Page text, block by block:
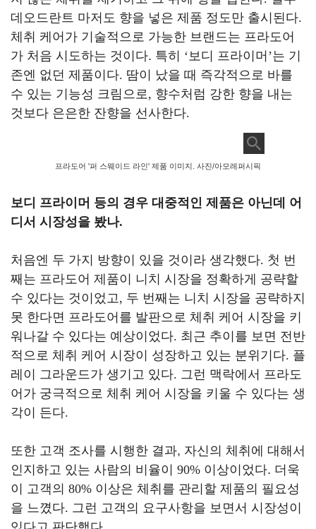
데오드란트 마저도 향을 넣은 제품 정도만 출시된다.
체취 케어가 기술적으로 가능한 브랜드는 프라도어
가 처음 시도하는 것이다. 특히 ‘보디 프라이머 ’는 기
존엔 없던 제품이다. 땀이 났을 때 즉각적으로 바를
수 있는 기능성 크림으로, 향수처럼 강한 향을 내는
것보다 은은한 잔향을 선사한다.
프라도어 '퍼 스웨이드 라인' 제품 이미지. 사진/아모레퍼시픽
보디 프라이머 등의 경우 대중적인 제품은 아닌데 어
디서 시장성을 봤나.
처음엔 두 가지 방향이 있을 것이라 생각했다. 첫 번
째는 프라도어 제품이 니치 시장을 정확하게 공략할
수 있다는 것이었고, 두 번째는 니치 시장을 공략하지
못 한다면 프라도어를 발판으로 체취 케어 시장을 키
워나갈 수 있다는 예상이었다. 최근 추이를 보면 전반
적으로 체취 케어 시장이 성장하고 있는 분위기다. 플
레이 그라운드가 생기고 있다. 그런 맥락에서 프라도
어가 궁극적으로 체취 케어 시장을 키울 수 있다는 생
각이 든다.
또한 고객 조사를 시행한 결과, 자신의 체취에 대해서
인지하고 있는 사람의 비율이 90% 이상이었다. 더욱
이 고객의 80% 이상은 체취를 관리할 제품의 필요성
을 느꼈다. 그런 고객의 요구사항을 보면서 시장성이